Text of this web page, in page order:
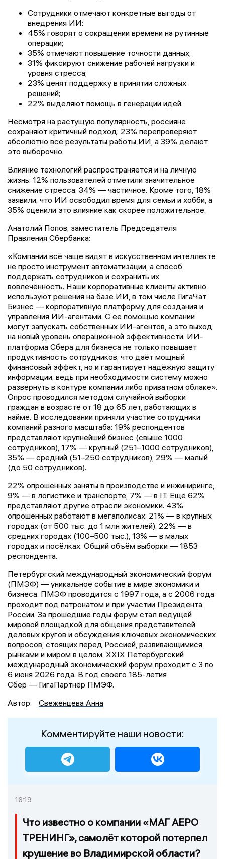
Сотрудники отмечают конкретные выгоды от
внедрения ИИ:
45% говорят о сокращении времени на рутинные
операции;
35% отмечают повышение точности данных;
31% фиксируют снижение рабочей нагрузки и
уровня стресса;
23% ценят поддержку в принятии сложных
решений;
22% выделяют помощь в генерации идей.
Несмотря на растущую популярность, россияне
сохраняют критичный подход: 23% перепроверяют
абсолютно все результаты работы ИИ, а 39% делают
это выборочно.
Влияние технологий распространяется и на личную
жизнь: 12% пользователей отметили значительное
снижение стресса, 34% — частичное. Кроме того, 18%
заявили, что ИИ освободил время для семьи и хобби, а
35% оценили это влияние как скорее положительное.
Анатолий Попов, заместитель Председателя
Правления Сбербанка:
«Компании всё чаще видят в искусственном интеллекте
не просто инструмент автоматизации, а способ
поддержать сотрудников и сохранить их
вовлечённость. Наши корпоративные клиенты активно
используют решения на базе ИИ, в том числе ГигаЧат
Бизнес — корпоративную платформу для создания и
управления ИИ-агентами. С ее помощью компании
могут запускать собственных ИИ-агентов, а это выход
на новый уровень операционной эффективности. ИИ-
платформа Сбера для бизнеса не только повышает
продуктивность сотрудников, что даёт мощный
финансовый эффект, но и гарантирует надёжную защиту
информации, ведь при необходимости систему можно
развернуть в контуре компании либо приватном облаке».
Опрос проводился методом случайной выборки
граждан в возрасте от 18 до 65 лет, работающих в
найме. В исследовании приняли участие сотрудники
компаний разного масштаба: 19% респондентов
представляют крупнейший бизнес (свыше 1000
сотрудников), 17% — крупный (251–1000 сотрудников),
35% — средний (51–250 сотрудников), 29% — малый
(до 50 сотрудников).
22% опрошенных заняты в производстве и инжиниринге,
9% — в логистике и транспорте, 7% — в IT. Ещё 62%
представляют другие отрасли экономики. 43%
опрошенных работают в мегаполисах, 21% — в крупных
городах (от 500 тыс. до 1 млн жителей), 22% — в
средних городах (100–500 тыс.), 13% — в малых
городах и посёлках. Общий объём выборки — 1853
респондента.
Петербургский международный экономический форум
(ПМЭФ) — уникальное событие в мире экономики и
бизнеса. ПМЭФ проводится с 1997 года, а с 2006 года
проходит под патронатом и при участии Президента
России. За прошедшие годы форум стал ведущей
мировой площадкой для общения представителей
деловых кругов и обсуждения ключевых экономических
вопросов, стоящих перед Россией, развивающимися
рынками и миром в целом. XXIX Петербургский
международный экономический форум проходит с 3 по
6 июня 2026 года. В год своего 185-летия
Сбер — ГигаПартнёр ПМЭФ.
Автор:
Свеженцева Анна
Комментируйте наши новости:
16:19
Что известно о компании «МАГ АЕРО
ТРЕНИНГ», самолёт которой потерпел
крушение во Владимирской области?